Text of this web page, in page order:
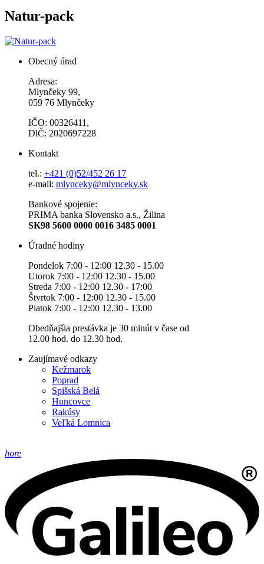
Natur-pack
Obecný úrad
Adresa:
Mlynčeky 99,
059 76 Mlynčeky
IČO: 00326411,
DlČ: 2020697228
Kontakt
tel.: +421 (0)52/452 26 17
e-mail: mlynceky@mlynceky.sk
Bankové spojenie:
PRIMA banka Slovensko a.s., Žilina
SK98 5600 0000 0016 3485 0001
Úradné hodiny
Pondelok 7:00 - 12:00 12.30 - 15.00
Utorok 7:00 - 12:00 12.30 - 15.00
Streda 7:00 - 12:00 12.30 - 17:00
Štvrtok 7:00 - 12:00 12.30 - 15.00
Piatok 7:00 - 12:00 12.30 - 13.00
Obedňajšia prestávka je 30 minút v čase od
12.00 hod. do 12.30 hod.
Zaujímavé odkazy
Kežmarok
Poprad
Spišská Belá
Huncovce
Rakúsy
Veľká Lomnica
hore